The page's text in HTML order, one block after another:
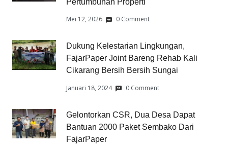
Pertumbuhan Properti
Mei 12, 2026 0 Comment
Dukung Kelestarian Lingkungan,
FajarPaper Joint Bareng Rehab Kali
Cikarang Bersih Bersih Sungai
Januari 18, 2024 0 Comment
Gelontorkan CSR, Dua Desa Dapat
Bantuan 2000 Paket Sembako Dari
FajarPaper